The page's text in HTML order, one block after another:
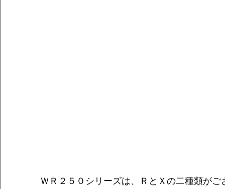
ＷＲ２５０シリーズは、ＲとＸの二種類がご